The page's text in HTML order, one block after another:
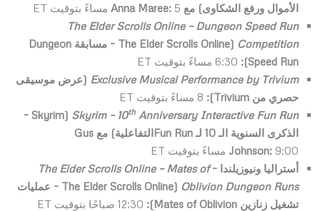
الأموال ورفع الشكاوى) مع
Anna Maree: 5 مساءً بتوقيت ET
The Elder Scrolls Online – Dungeon Speed Run
Competition
(
The Elder Scrolls Online – مسابقة Dungeon
Speed Run
): 6:30 مساءً بتوقيت ET
Exclusive Musical Performance by Trivium (عرض موسيقى
حصري من Trivium
):
Skyrim – 10th Anniversary Interactive Fun Run
(
Skyrim
–
الذكرى السنوية الـ 10 لـ
Fun Runالتفاعلية) مع Gus
Johnson: 9:00 مساءً بتوقيت ET
أستراليا ونيوزيلندا –
The Elder Scrolls Online– Mates of
Oblivion Dungeon Runs
(
The Elder Scrolls Online – عمليات
تشغيل زنازين Mates of Oblivion
): 12:30 صباحًا بتوقيت ET